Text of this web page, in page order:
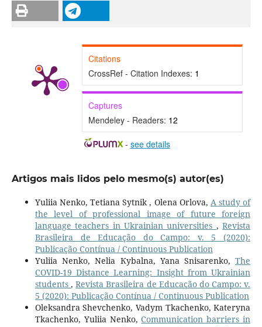
Citations
CrossRef - Citation Indexes: 1
Captures
Mendeley - Readers: 12
- see details
Artigos mais lidos pelo mesmo(s) autor(es)
Yuliia Nenko, Tetiana Sytnik , Olena Orlova, A study of
the level of professional image of future foreign
language teachers in Ukrainian universities ,Revista
Brasileira de Educação do Campo: v. 5 (2020):
Publicação Contínua / Continuous Publication
Yuliia Nenko, Nelia Кybalna, Yana Snisarenko,The
COVID-19 Distance Learning: Insight from Ukrainian
students,Revista Brasileira de Educação do Campo: v.
5 (2020): Publicação Contínua / Continuous Publication
Oleksandra Shevchenko, Vadym Tkachenko, Kateryna
Tkachenko, Yuliia Nenko,Communication barriers in